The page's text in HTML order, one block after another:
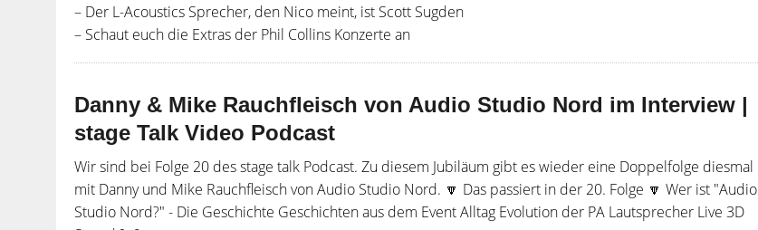
– Der L-Acoustics Sprecher, den Nico meint, ist Scott Sugden
– Schaut euch die Extras der Phil Collins Konzerte an
Danny & Mike Rauchfleisch von Audio Studio Nord im Interview |
stage Talk Video Podcast
Wir sind bei Folge 20 des stage talk Podcast. Zu diesem Jubiläum gibt es wieder eine Doppelfolge diesmal
mit Danny und Mike Rauchfleisch von Audio Studio Nord. 🔽 Das passiert in der 20. Folge 🔽 Wer ist "Audio
Studio Nord?" - Die Geschichte Geschichten aus dem Event Alltag Evolution der PA Lautsprecher Live 3D